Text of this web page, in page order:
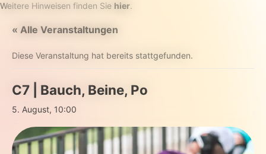
Weitere Hinweisen finden Sie hier.
« Alle Veranstaltungen
Diese Veranstaltung hat bereits stattgefunden.
C7 | Bauch, Beine, Po
5. August, 10:00